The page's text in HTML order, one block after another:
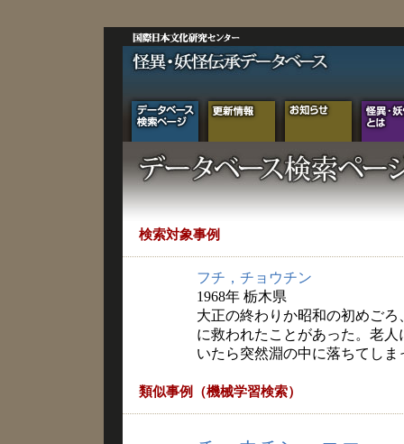
検索対象事例
フチ，チョウチン
1968年 栃木県
大正の終わりか昭和の初めご
に救われたことがあった。老
いたら突然淵の中に落ちてしま
類似事例（機械学習検索）